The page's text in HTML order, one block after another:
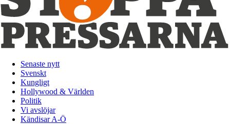
Senaste nytt
Svenskt
Kungligt
Hollywood & Världen
Politik
Vi avslöjar
Kändisar A-Ö